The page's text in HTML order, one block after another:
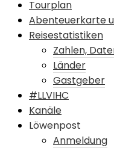
Tourplan
Abenteuerkarte
Reisestatistiken
Zahlen,
Länder
Gastgeber
#LLVIHC
Kanäle
Löwenpost
Anmeldung